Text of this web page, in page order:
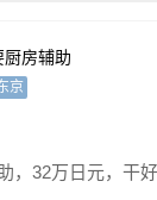
厨房辅助
京
，32万日元，干